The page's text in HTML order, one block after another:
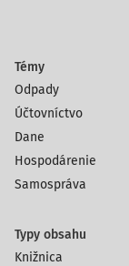
Témy
Odpady
Účtovníctvo
Dane
Hospodárenie
Samospráva
Typy obsahu
Knižnica